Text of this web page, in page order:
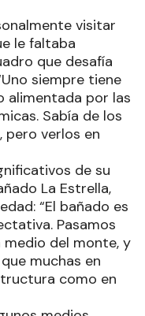
visitar
le faltaba
que desafía
siempre tiene
alimentada por las
Sabía de los
pero verlos en
de su
La Estrella,
“El bañado es
Pasamos
medio del monte, y
muchas en
como en